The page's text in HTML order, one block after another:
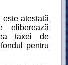
atestată
eliberează
taxei de
pentru